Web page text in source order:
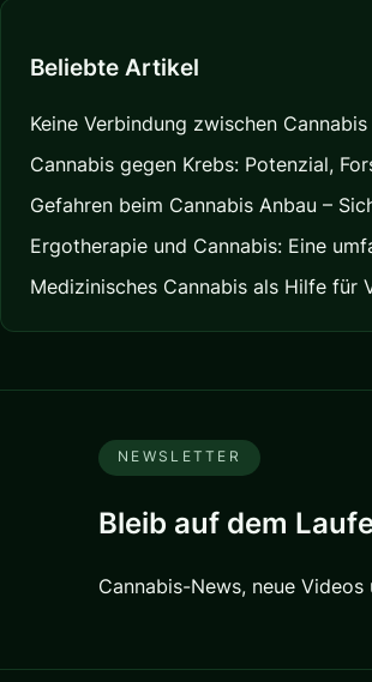
Beliebte Artikel
Keine Verbindung zwischen
Cannabis gegen Krebs: Potenzial,
Gefahren beim Cannabis Anbau –
Ergotherapie und Cannabis: Eine
Medizinisches Cannabis als Hilfe für
NEWSLETTER
Bleib auf dem
Cannabis-News, neue